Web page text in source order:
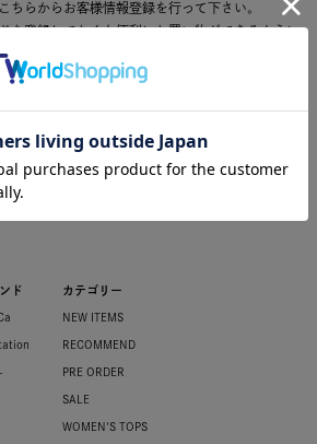
ちらからお客様情報登録を行って下さい。
を登録しておくと便利にお買い物ができるように
ド カテゴリー
NEW ITEMS
RECOMMEND
PRE ORDER
SALE
WOMEN'S TOPS